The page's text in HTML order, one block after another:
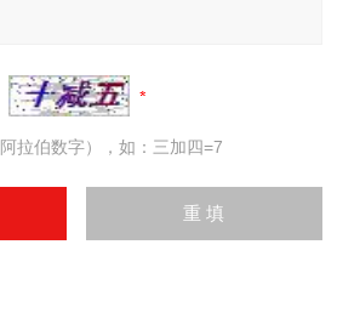
拉伯数字），如：三加四=7